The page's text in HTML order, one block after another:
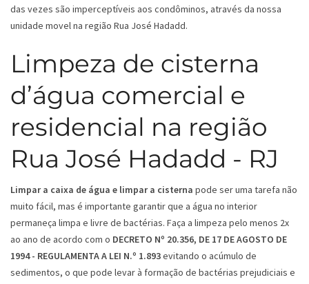
das vezes são imperceptíveis aos condôminos, através da nossa
unidade movel na região Rua José Hadadd.
Limpeza de cisterna
d’água comercial e
residencial na região
Rua José Hadadd - RJ
Limpar a caixa de água e limpar a cisterna pode ser uma tarefa não
muito fácil, mas é importante garantir que a água no interior
permaneça limpa e livre de bactérias. Faça a limpeza pelo menos 2x
ao ano de acordo com o DECRETO Nº 20.356, DE 17 DE AGOSTO DE
1994 - REGULAMENTA A LEI N.º 1.893evitando o acúmulo de
sedimentos, o que pode levar à formação de bactérias prejudiciais e